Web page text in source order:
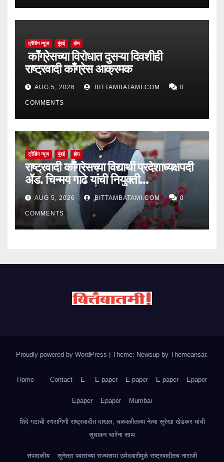
ट्रेंडिंग न्यूज मुंबई होम
काँग्रेसच्या विरोधात दुसऱ्या दिवशीही
राष्ट्रवादी काँग्रेस आक्रमक
AUG 5, 2026 BITTAMBATAMI.COM 0
COMMENTS
ट्रेंडिंग न्यूज मुंबई होम
राष्ट्रवादी काँग्रेसच्या विद्यार्थी प्रदेशाध्यक्षपदी
ॲड. चिन्मय गाढे यांची नियुक्ती…
AUG 5, 2026 BITTAMBATAMI.COM 0
COMMENTS
Proudly powered by WordPress Theme: Newsup by Themeansar.
Home Contact E- E-paper E-paper E-paper Epaper
Epaper Epaper Mumbai
शिंदे गटाची रणरागिणी राष्ट्रवादीत दाखल, चळवळीतल्या नेत्या सुरेखा खेडकर यांची
सुधाकर घारेंना साथ
संपादकीय सुनेत्रा पवारांच्या राज्यसभा उमेदवारीमुळे राष्ट्रवादीतच नाराजी